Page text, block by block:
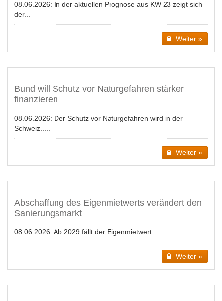
08.06.2026: In der aktuellen Prognose aus KW 23 zeigt sich
der...
Weiter »
Bund will Schutz vor Naturgefahren stärker
finanzieren
08.06.2026: Der Schutz vor Naturgefahren wird in der
Schweiz.....
Weiter »
Abschaffung des Eigenmietwerts verändert den
Sanierungsmarkt
08.06.2026: Ab 2029 fällt der Eigenmietwert...
Weiter »